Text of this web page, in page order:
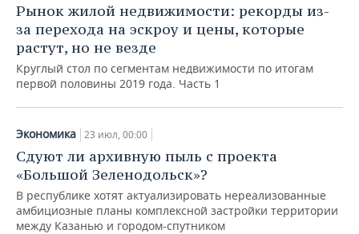
Рынок жилой недвижимости: рекорды из-
за перехода на эскроу и цены, которые
растут, но не везде
Круглый стол по сегментам недвижимости по итогам
первой половины 2019 года. Часть 1
Экономика 23 июл, 00:00
Сдуют ли архивную пыль с проекта
«Большой Зеленодольск»?
В республике хотят актуализировать нереализованные
амбициозные планы комплексной застройки территории
между Казанью и городом-спутником